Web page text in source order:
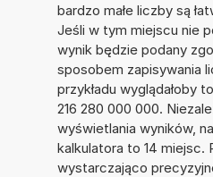
bardzo małe liczby są
Jeśli w tym miejscu nie
wynik będzie podany
sposobem zapisywania
przykładu wyglądałoby
216 280 000 000.
wyświetlania wyników,
kalkulatora to 14 miejsc.
wystarczająco